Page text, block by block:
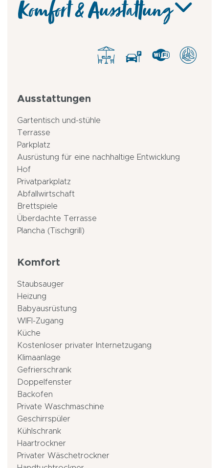
Komfort & Ausstattung
Ausstattungen
Gartentisch und-stühle
Terrasse
Parkplatz
Ausrüstung für eine nachhaltige Entwicklung
Hof
Privatparkplatz
Abfallwirtschaft
Brettspiele
Überdachte Terrasse
Plancha (Tischgrill)
Komfort
Staubsauger
Heizung
Babyausrüstung
WIFI-Zugang
Küche
Kostenloser privater Internetzugang
Klimaanlage
Gefrierschrank
Doppelfenster
Backofen
Private Waschmaschine
Geschirrspüler
Kühlschrank
Haartrockner
Privater Wäschetrockner